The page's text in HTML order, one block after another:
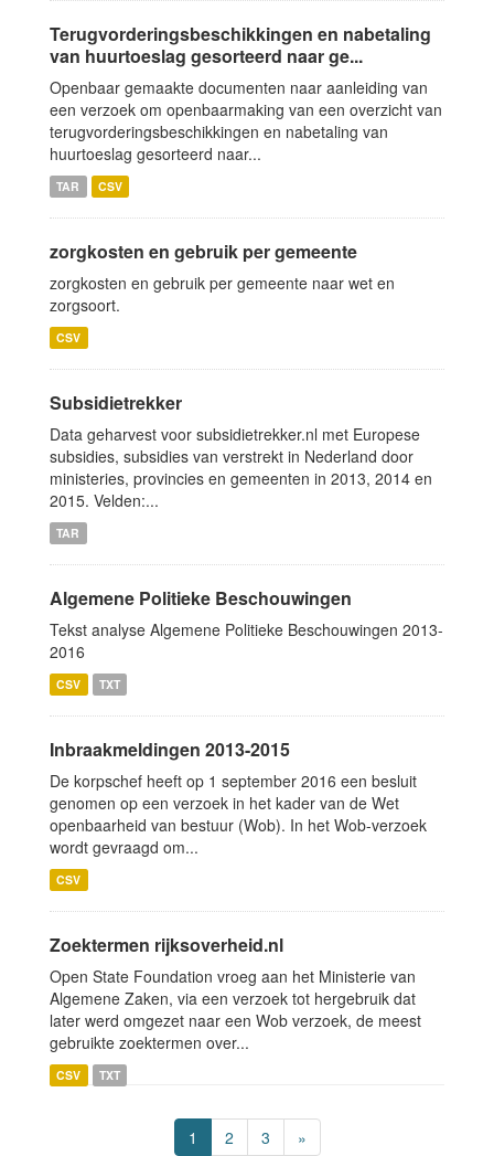
Terugvorderingsbeschikkingen en nabetaling
van huurtoeslag gesorteerd naar ge...
Openbaar gemaakte documenten naar aanleiding van
een verzoek om openbaarmaking van een overzicht van
terugvorderingsbeschikkingen en nabetaling van
huurtoeslag gesorteerd naar...
TAR CSV
zorgkosten en gebruik per gemeente
zorgkosten en gebruik per gemeente naar wet en
zorgsoort.
CSV
Subsidietrekker
Data geharvest voor subsidietrekker.nl met Europese
subsidies, subsidies van verstrekt in Nederland door
ministeries, provincies en gemeenten in 2013, 2014 en
2015. Velden:...
TAR
Algemene Politieke Beschouwingen
Tekst analyse Algemene Politieke Beschouwingen 2013-
2016
CSV TXT
Inbraakmeldingen 2013-2015
De korpschef heeft op 1 september 2016 een besluit
genomen op een verzoek in het kader van de Wet
openbaarheid van bestuur (Wob). In het Wob-verzoek
wordt gevraagd om...
CSV
Zoektermen rijksoverheid.nl
Open State Foundation vroeg aan het Ministerie van
Algemene Zaken, via een verzoek tot hergebruik dat
later werd omgezet naar een Wob verzoek, de meest
gebruikte zoektermen over...
CSV TXT
1 2 3 »